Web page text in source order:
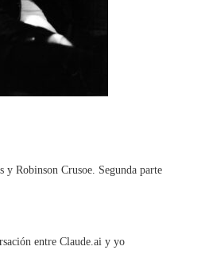
y Robinson Crusoe. Segunda parte
entre Claude.ai y yo